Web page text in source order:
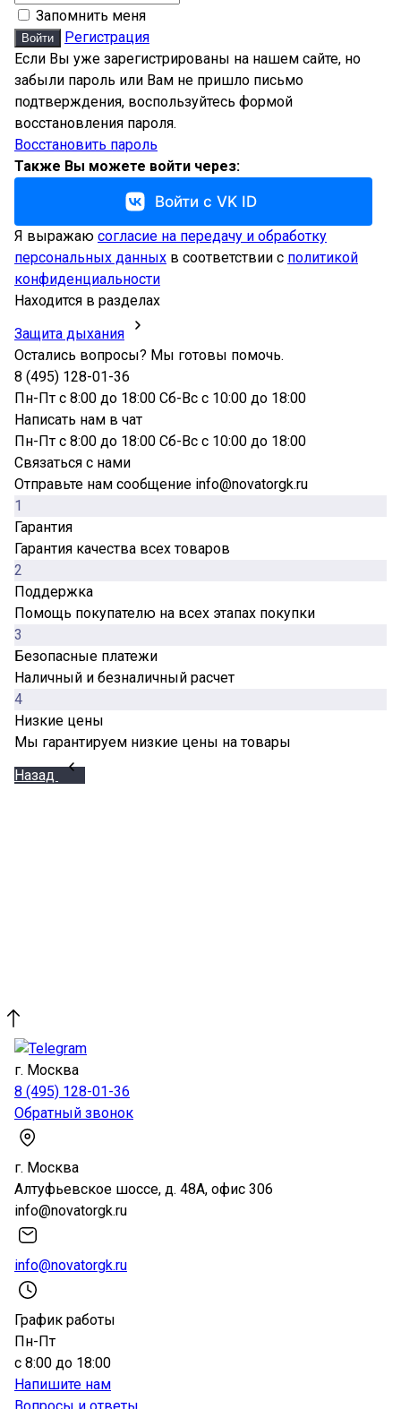
Запомнить меня
Войти
Регистрация
Если Вы уже зарегистрированы на нашем сайте, но
забыли пароль или Вам не пришло письмо
подтверждения, воспользуйтесь формой
восстановления пароля.
Восстановить пароль
Также Вы можете войти через:
Войти с VK ID
Я выражаю согласие на передачу и обработку
персональных данных в соответствии с политикой
конфиденциальности
Находится в разделах
Защита дыхания
Остались вопросы? Мы готовы помочь.
8 (495) 128-01-36
Пн-Пт с 8:00 до 18:00 Сб-Вс с 10:00 до 18:00
Написать нам в чат
Пн-Пт с 8:00 до 18:00 Сб-Вс с 10:00 до 18:00
Связаться с нами
Отправьте нам сообщение info@novatorgk.ru
1
Гарантия
Гарантия качества всех товаров
2
Поддержка
Помощь покупателю на всех этапах покупки
3
Безопасные платежи
Наличный и безналичный расчет
4
Низкие цены
Мы гарантируем низкие цены на товары
Назад
г. Москва
8 (495) 128-01-36
Обратный звонок
г. Москва
Алтуфьевское шоссе, д. 48А, офис 306
info@novatorgk.ru
info@novatorgk.ru
График работы
Пн-Пт
с 8:00 до 18:00
Напишите нам